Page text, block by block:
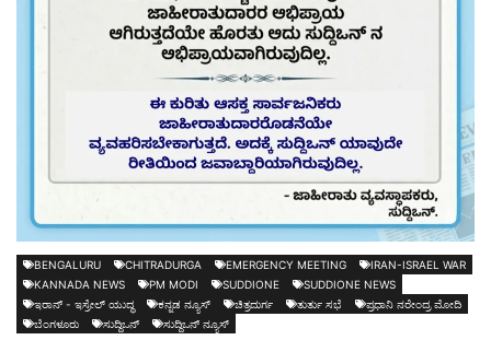
BENGALURU CHITRADURGA EMERGENCY MEETING
IRAN-ISRAEL WAR
KANNADA NEWS
PM MODI SUDDIONE
SUDDIONE NEWS
ಇರಾನ್ - ಇಸ್ರೇಲ್ ಯುದ್ಧ
ಕನ್ನಡ ನ್ಯೂಸ್ ಚಿತ್ರದುರ್ಗ ತುರ್ತು ಸಭೆ
ಪ್ರಧಾನಿ ನರೇಂದ್ರ ಮೋದಿ
ಬೆಂಗಳೂರು
ಸುದ್ದಿಒನ್ ಸುದ್ದಿಒನ್ ನ್ಯೂಸ್